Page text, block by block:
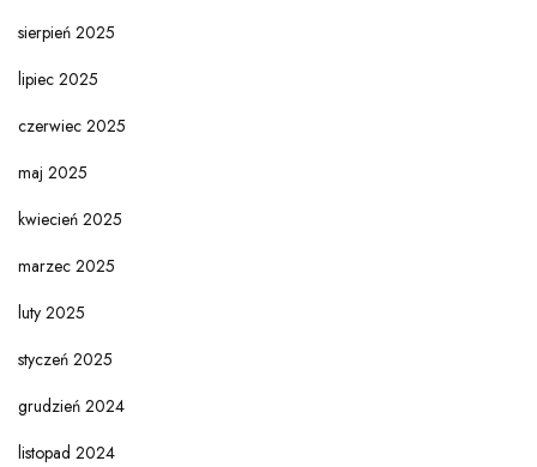
sierpień 2025
lipiec 2025
czerwiec 2025
maj 2025
kwiecień 2025
marzec 2025
luty 2025
styczeń 2025
grudzień 2024
listopad 2024